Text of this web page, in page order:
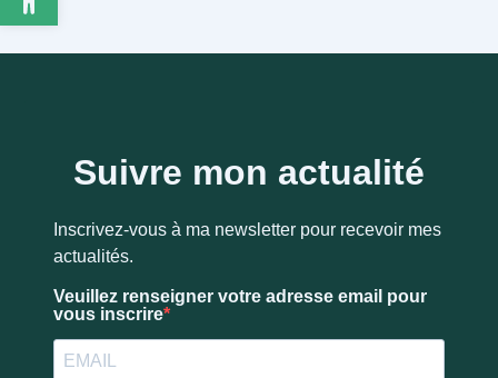
Suivre mon actualité
Inscrivez-vous à ma newsletter pour recevoir mes
actualités.
Veuillez renseigner votre adresse email pour
vous inscrire